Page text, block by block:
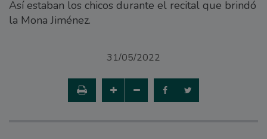
Así estaban los chicos durante el recital que brindó
la Mona Jiménez.
31/05/2022